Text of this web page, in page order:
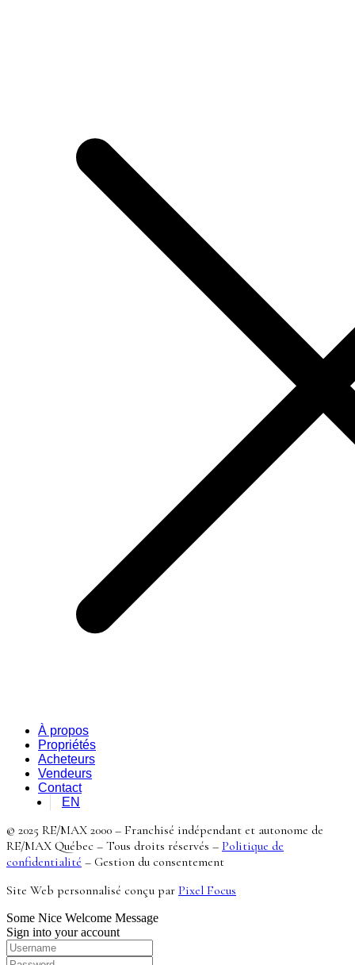
À propos
Propriétés
Acheteurs
Vendeurs
Contact
EN
© 2025 RE/MAX 2000 – Franchisé indépendant et autonome de
RE/MAX Québec – Tous droits réservés – Politique de
confidentialité – Gestion du consentement
Site Web personnalisé conçu par Pixel Focus
Some Nice Welcome Message
Sign into your account